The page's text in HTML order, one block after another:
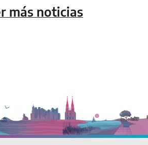
más noticias